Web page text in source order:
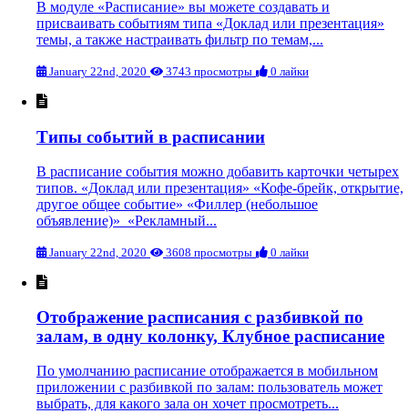
В модуле «Расписание» вы можете создавать и
присваивать событиям типа «Доклад или презентация»
темы, а также настраивать фильтр по темам,...
January 22nd, 2020 3743 просмотры 0 лайки
Типы событий в расписании
В расписание события можно добавить карточки четырех
типов. «Доклад или презентация» «Кофе-брейк, открытие,
другое общее событие» «Филлер (небольшое
объявление)» «Рекламный...
January 22nd, 2020 3608 просмотры 0 лайки
Отображение расписания с разбивкой по
залам, в одну колонку, Клубное расписание
По умолчанию расписание отображается в мобильном
приложении с разбивкой по залам: пользователь может
выбрать, для какого зала он хочет просмотреть...